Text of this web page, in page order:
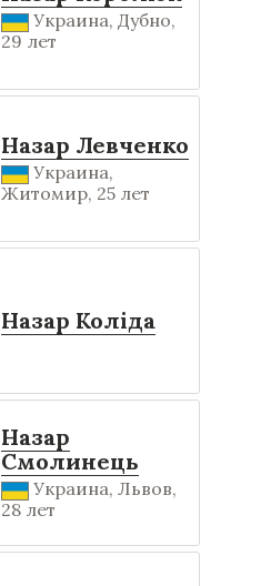
Украина, Дубно,
29 лет
Назар Левченко
Украина,
Житомир, 25 лет
Назар Коліда
Назар
Смолинець
Украина, Львов,
28 лет